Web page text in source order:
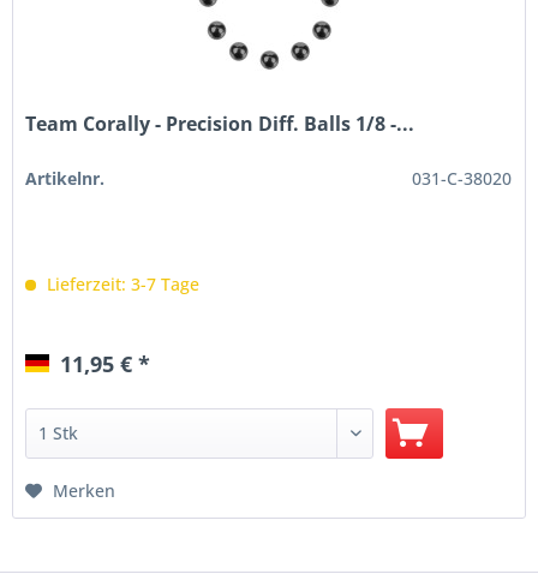
Team Corally - Precision Diff. Balls 1/8 -...
Artikelnr. 031-C-38020
Lieferzeit: 3-7 Tage
11,95 € *
Merken